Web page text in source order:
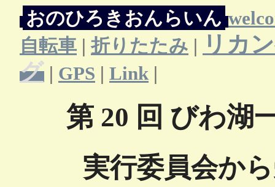
おのひろきおんらいん
自転車 |折りたたみ | リカ
グ | GPS | Link|
第 20 回 びわ湖
実行委員会か